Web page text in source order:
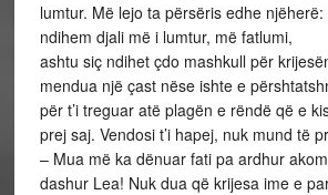
lumtur. Më lejo ta përsëris edhe
ndihem djali më i lumtur, më fatlumi,
ashtu siç ndihet çdo mashkull për
mendua një çast nëse ishte e
për t’i treguar atë plagën e rëndë që e
prej saj. Vendosi t’i hapej, nuk mund të
– Mua më ka dënuar fati pa ardhur
dashur Lea! Nuk dua që krijesa ime e